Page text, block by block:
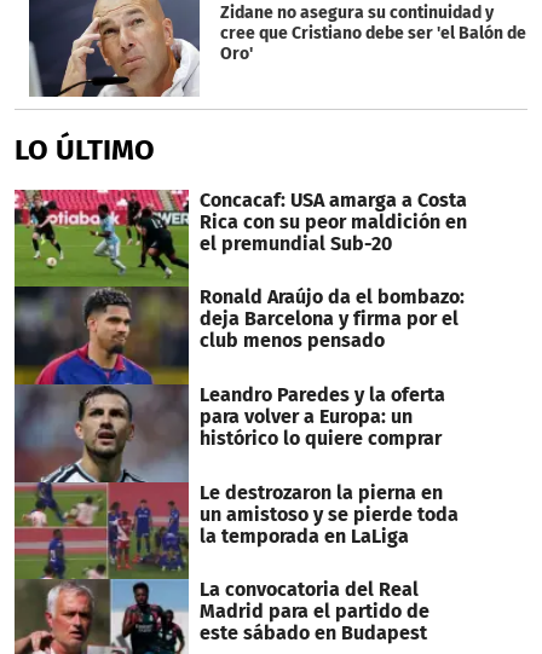
Zidane no asegura su continuidad y
cree que Cristiano debe ser 'el Balón de
Oro'
LO ÚLTIMO
Concacaf: USA amarga a Costa
Rica con su peor maldición en
el premundial Sub-20
Ronald Araújo da el bombazo:
deja Barcelona y firma por el
club menos pensado
Leandro Paredes y la oferta
para volver a Europa: un
histórico lo quiere comprar
Le destrozaron la pierna en
un amistoso y se pierde toda
la temporada en LaLiga
La convocatoria del Real
Madrid para el partido de
este sábado en Budapest